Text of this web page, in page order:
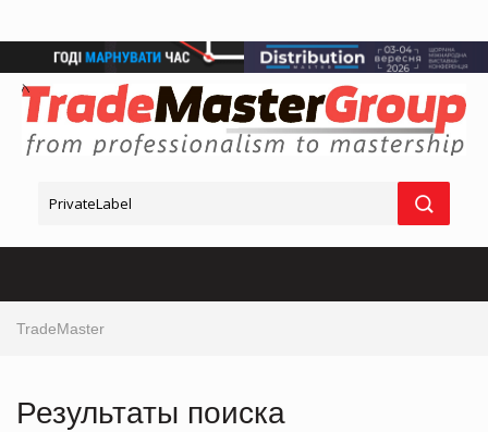
TradeMaster
Результаты поиска